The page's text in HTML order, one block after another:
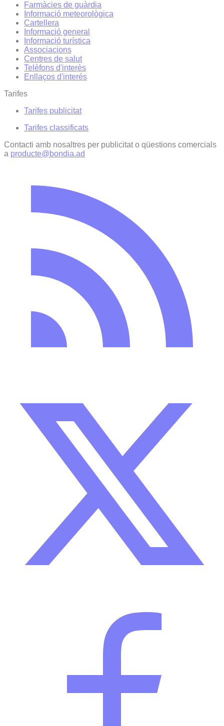
Farmàcies de guàrdia
Informació meteorològica
Cartellera
Informació general
Informació turística
Associacions
Centres de salut
Telèfons d'interès
Enllaços d'interés
Tarifes
Tarifes publicitat
Tarifes classificats
Contacti amb nosaltres per publicitat o qüestions comercials
a producte@bondia.ad